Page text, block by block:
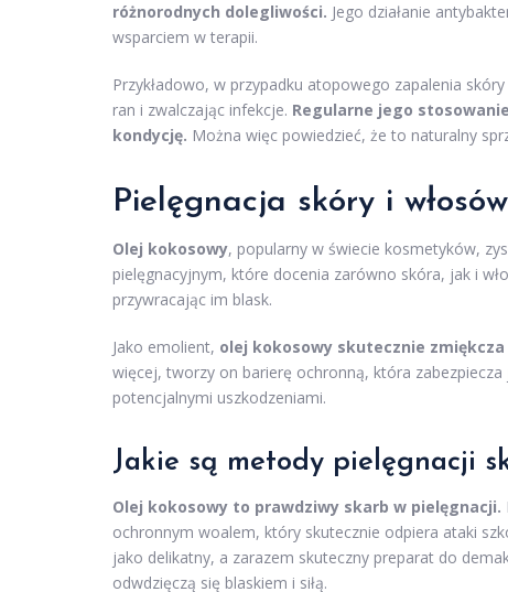
różnorodnych dolegliwości. Jego działanie
wsparciem w terapii.
Przykładowo, w przypadku atopowego zapalenia
ran i zwalczając infekcje. Regularne jego
kondycję. Można więc powiedzieć, że to naturalny
Pielęgnacja skóry i
Olej kokosowy, popularny w świecie kosmetyków,
pielęgnacyjnym, które docenia zarówno skóra, jak i
przywracając im blask.
Jako emolient, olej kokosowy skutecznie zmiękcza
więcej, tworzy on barierę ochronną, która
potencjalnymi uszkodzeniami.
Jakie są metody pielęgnacji
Olej kokosowy to prawdziwy skarb w pielęgnacji.
ochronnym woalem, który skutecznie odpiera ataki
jako delikatny, a zarazem skuteczny preparat do
odwdzięczą się blaskiem i siłą.